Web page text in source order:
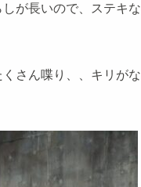
が長いので、ステキ
さん喋り、、キリが